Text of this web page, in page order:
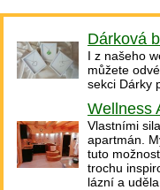
Dárková
I z našeho
můžete
sekci
Wellness
Vlastními
apartmán.
tuto
trochu
lázní a